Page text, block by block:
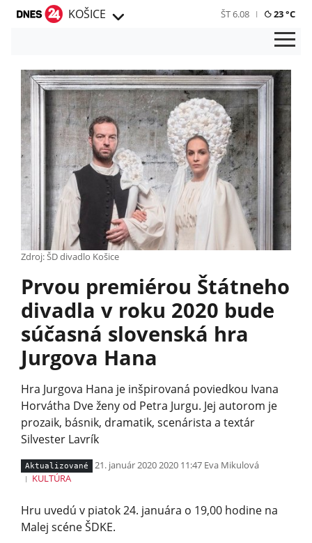
KOŠICE ŠT 6.08 23 °C
Zdroj: ŠD divadlo Košice
Prvou premiérou Štátneho
divadla v roku 2020 bude
súčasná slovenská hra
Jurgova Hana
Hra Jurgova Hana je inšpirovaná poviedkou Ivana
Horvátha Dve ženy od Petra Jurgu. Jej autorom je
prozaik, básnik, dramatik, scenárista a textár
Silvester Lavrík
Aktualizované 21. január 2020 2020 11:47 Eva Mikulová
KULTÚRA
Hru uvedú v piatok 24. januára o 19,00 hodine na
Malej scéne ŠDKE.